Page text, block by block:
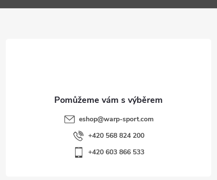
eshop@warp-sport.com
+420 568 824 200
+420 603 866 533